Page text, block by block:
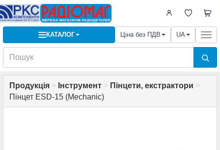
КАТАЛОГ Ціна без ПДВ UA
Продукція > Інструмент > Пінцети, екстрактори >
Пінцет ESD-15 (Mechanic)